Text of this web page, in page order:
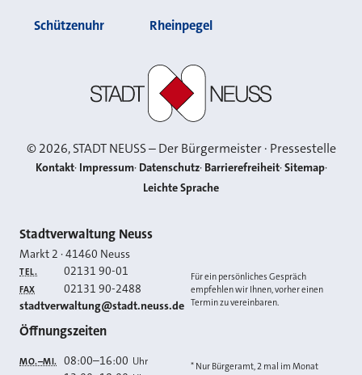
Schützenuhr Rheinpegel
©2026, STADT NEUSS – Der Bürgermeister · Pressestelle
Kontakt Impressum Datenschutz Barrierefreiheit Sitemap
Leichte Sprache
Kontakt
Stadtverwaltung Neuss
Markt 2 ·41460 Neuss
TEL. 02131 90-01
FAX 02131 90-2488
E-MAIL
stadtverwaltung@stadt.neuss.de
Für ein persönliches Gespräch
empfehlen wir Ihnen, vorher einen
Termin zu vereinbaren.
Öffnungszeiten
MO.–MI. 08:00–16:00 Uhr * Nur Bürgeramt, 2 mal im Monat